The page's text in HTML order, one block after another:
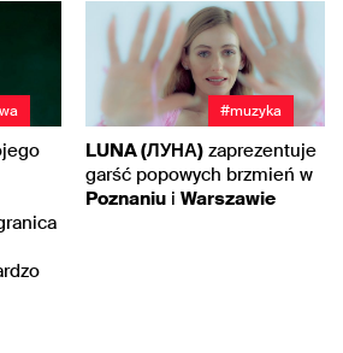
#muzyka
LUNA (ЛУНА) zaprezentuje
garść popowych brzmień w
Poznaniu i Warszawie